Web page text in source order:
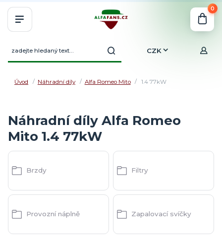
CZK
0
Úvod Náhradní díly Alfa Romeo Mito 1.4 77kW
Náhradní díly Alfa Romeo
Mito 1.4 77kW
Brzdy Filtry
Provozní náplně Zapalovací svíčky